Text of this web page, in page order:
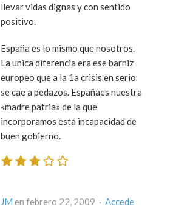
llevar vidas dignas y con sentido
positivo.
España es lo mismo que nosotros.
La unica diferencia era ese barniz
europeo que a la 1a crisis en serio
se cae a pedazos. Españaes nuestra
«madre patria» de la que
incorporamos esta incapacidad de
buen gobierno.
JM en febrero 22, 2009 · Accede